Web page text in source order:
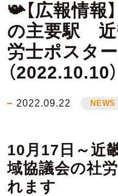
📯【広報情報
の主要駅 近
労士ポスタ
（2022.10.10）
2022.09.22 NEWS
10月17日～近
域協議会の社
れます